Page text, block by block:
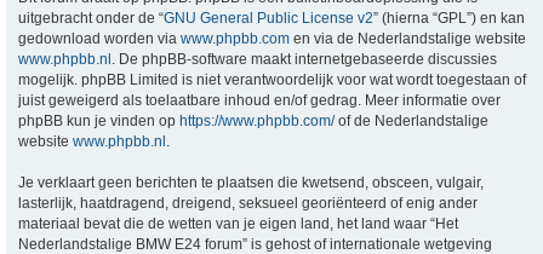
uitgebracht onder de “GNU General Public License v2” (hierna “GPL”) en kan
gedownload worden via www.phpbb.com en via de Nederlandstalige website
www.phpbb.nl . De phpBB-software maakt internetgebaseerde discussies
mogelijk. phpBB Limited is niet verantwoordelijk voor wat wordt toegestaan of
juist geweigerd als toelaatbare inhoud en/of gedrag. Meer informatie over
phpBB kun je vinden op https://www.phpbb.com/of de Nederlandstalige
website www.phpbb.nl .
Je verklaart geen berichten te plaatsen die kwetsend, obsceen, vulgair,
lasterlijk, haatdragend, dreigend, seksueel georiënteerd of enig ander
materiaal bevat die de wetten van je eigen land, het land waar “Het
Nederlandstalige BMW E24 forum” is gehost of internationale wetgeving